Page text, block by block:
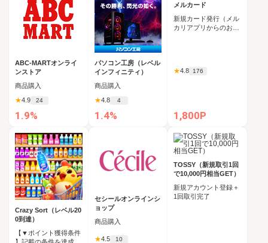
ABC-MARTオンライ
ンストア
商品購入
★4.9 24
1.9%
パソコン工房（レベル
インフィニティ）
商品購入
★4.8 4
1.4%
メルカード
新規カード発行（メル
カリアプリからのお申
★4.8 176
1,800P
Crazy Sort（レベル20
0到達）
【▼ポイント獲得条件
セシールオンラインシ
ョップ
商品購入
★4.5 10
TOSSY（新規取引1回
で10,000円相当GET）
新規アカウント登録＋
1回取引完了